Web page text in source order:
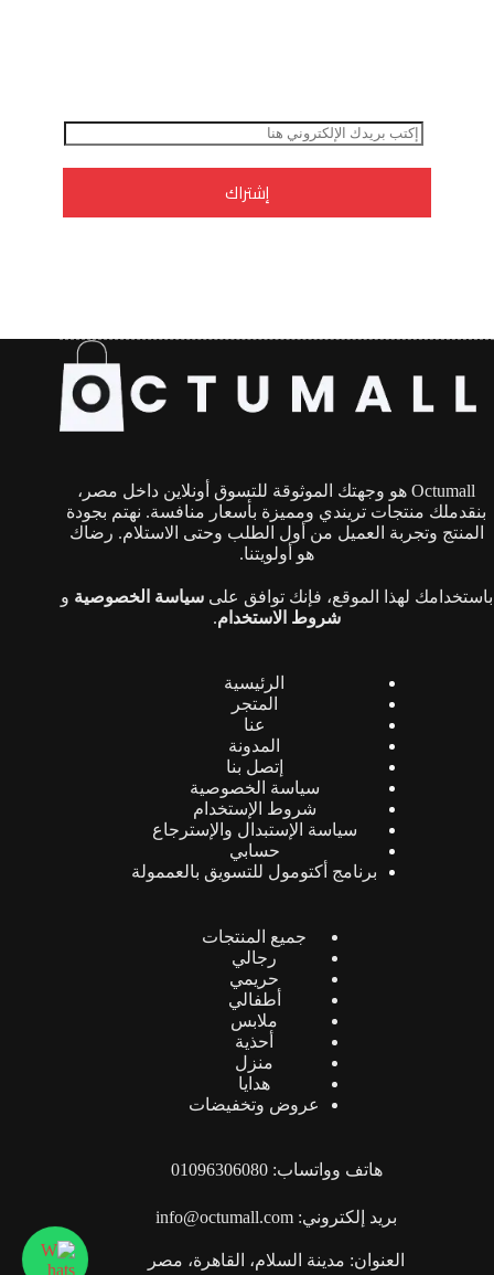
ل
ب
ن
إشتراك
Octumall هو وجهتك الموثوقة للتسوق أونلاين داخل مصر،
بنقدملك منتجات تريندي ومميزة بأسعار منافسة. نهتم بجودة
المنتج وتجربة العميل من أول الطلب وحتى الاستلام. رضاك
هو أولويتنا.
باستخدامك لهذا الموقع، فإنك توافق علىسياسة الخصوصية و
شروط الاستخدام.
الرئيسية
المتجر
عنا
المدونة
إتصل بنا
سياسة الخصوصية
شروط الإستخدام
سياسة الإستبدال والإسترجاع
حسابي
برنامج أكتومول للتسويق بالعممولة
جميع المنتجات
رجالي
حريمي
أطفالي
ملابس
أحذية
منزل
هدايا
عروض وتخفيضات
هاتف وواتساب: 01096306080
بريد إلكتروني: info@octumall.com
العنوان: مدينة السلام، القاهرة، مصر